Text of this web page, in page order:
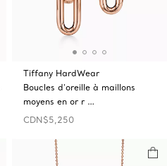
Tiffany HardWear
Boucles d’oreille à maillons
moyens en or r …
CDN$5,250